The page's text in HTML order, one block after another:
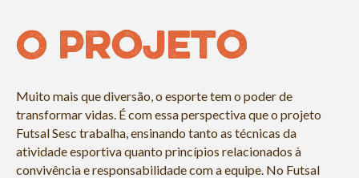
O Projeto
Muito mais que diversão, o esporte tem o poder de
transformar vidas. É com essa perspectiva que o projeto
Futsal Sesc trabalha, ensinando tanto as técnicas da
atividade esportiva quanto princípios relacionados à
convivência e responsabilidade com a equipe. No Futsal